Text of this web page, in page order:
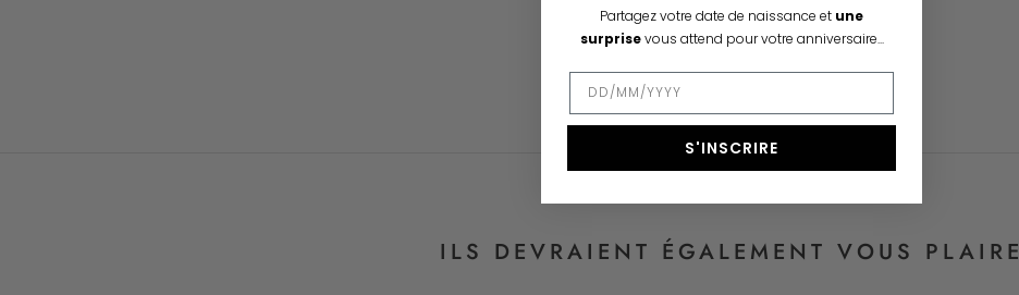
ILS DEVRAIENT ÉGALEMENT VOUS PLAIRE
Partagez votre date de naissance et une
surprisevous attend pour votre anniversaire...
S'INSCRIRE